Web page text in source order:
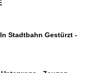
Stadtbahn Gestürzt -